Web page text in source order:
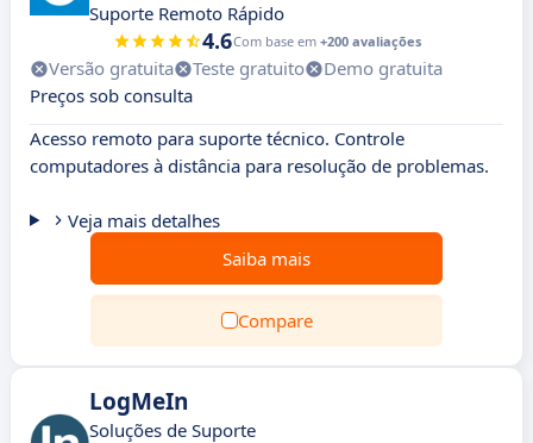
Suporte Remoto Rápido
4.6Com base em +200 avaliações
Versão gratuita Teste gratuito
Demo gratuita
Preços sob consulta
Acesso remoto para suporte técnico. Controle
computadores à distância para resolução de problemas.
Veja mais detalhes
Saiba mais
Compare
LogMeIn
Soluções de Suporte